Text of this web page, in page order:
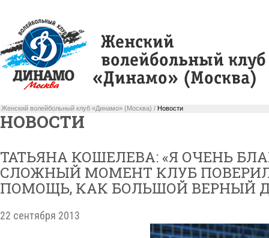
Женский волейбольный клуб «Динамо» (Москва) / Новости
НОВОСТИ
ТАТЬЯНА КОШЕЛЕВА: «Я ОЧЕНЬ
СЛОЖНЫЙ МОМЕНТ КЛУБ
ПОМОЩЬ, КАК БОЛЬШОЙ ВЕРНЫЙ
22 сентября 2013